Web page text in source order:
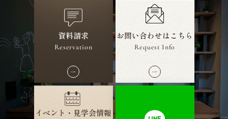
資料請求
Reservation
お問い合わせはこちら
Request Info
イベント・見学会情報